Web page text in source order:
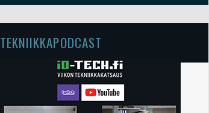
TEKNIIKKAPODCAST